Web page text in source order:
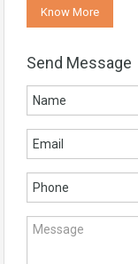
Know More
Send Message